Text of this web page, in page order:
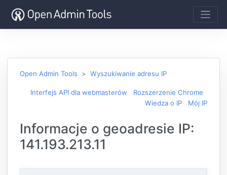
Open Admin Tools Wyszukiwanie adresu IP
Interfejs API dla webmasterów
Rozszerzenie Chrome
Wiedza o IP
Mój IP
Informacje o geoadresie IP:
141.193.213.11